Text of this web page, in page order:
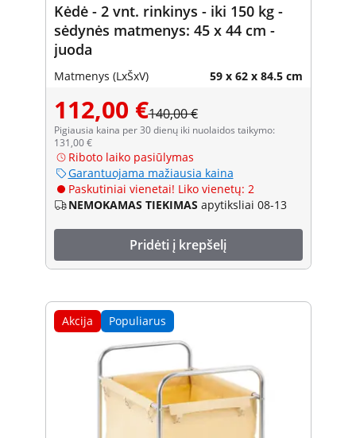
Kėdė - 2 vnt. rinkinys - iki 150 kg -
sėdynės matmenys: 45 x 44 cm -
juoda
Matmenys (LxŠxV) 59 x 62 x 84.5 cm
112,00 €140,00 €
Pigiausia kaina per 30 dienų iki nuolaidos taikymo:
131,00 €
Riboto laiko pasiūlymas
Garantuojama mažiausia kaina
Paskutiniai vienetai! Liko vienetų: 2
NEMOKAMAS TIEKIMAS apytiksliai 08-13
Pridėti į krepšelį
Akcija Populiarus